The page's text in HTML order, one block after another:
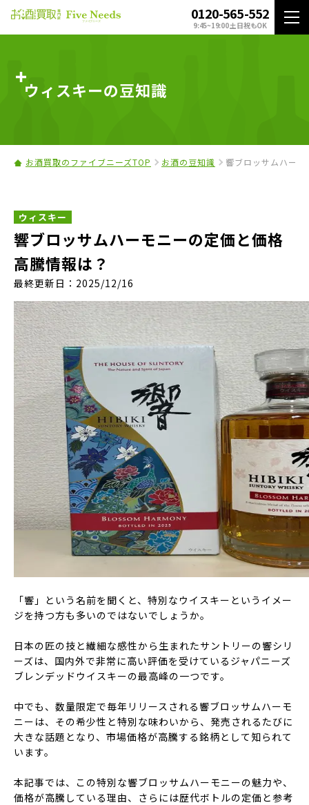
0120-565-552
9:45~19:00 土日祝もOK
ウィスキーの豆知識
お酒買取のファイブニーズTOP お酒の豆知識 響ブロッサムハー
ウィスキー
響ブロッサムハーモニーの定価と価格
高騰情報は？
最終更新日：2025/12/16
「響」という名前を聞くと、特別なウイスキーというイメー
ジを持つ方も多いのではないでしょうか。
日本の匠の技と繊細な感性から生まれたサントリーの響シリ
ーズは、国内外で非常に高い評価を受けているジャパニーズ
ブレンデッドウイスキーの最高峰の一つです。
中でも、数量限定で毎年リリースされる響ブロッサムハーモ
ニーは、その希少性と特別な味わいから、発売されるたびに
大きな話題となり、市場価格が高騰する銘柄として知られて
います。
本記事では、この特別な響ブロッサムハーモニーの魅力や、
価格が高騰している理由、さらには歴代ボトルの定価と参考